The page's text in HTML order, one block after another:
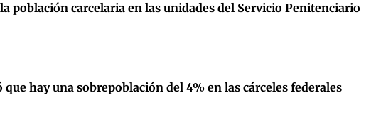
población carcelaria en las unidades del Servicio Penitenciario
hay una sobrepoblación del 4% en las cárceles federales